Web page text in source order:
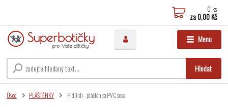
Menu
Hledat
0 ks
za0,00 Kč
Úvod PLÁŠTĚNKY Pidilidi - pláštěnka PVC sova